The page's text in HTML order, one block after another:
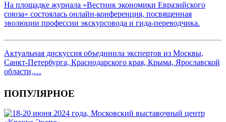
На площадке журнала «Вестник экономики Евразийского
союза» состоялась онлайн-конференция, посвященная
эволюции профессии экскурсовода и гида-переводчика.
Актуальная дискуссия объединила экспертов из Москвы,
Санкт-Петербурга, Краснодарского края, Крыма, Ярославской
области,…
ПОПУЛЯРНОЕ